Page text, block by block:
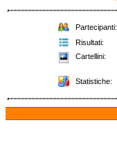
Partecipanti:
Risultati:
Cartellini:
Statistiche: